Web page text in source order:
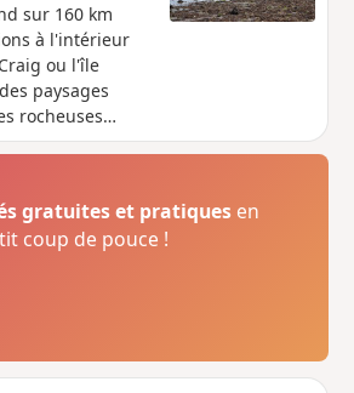
sur 160 km
à l'intérieur
ou l'île
paysages
rocheuses
gratuites et pratiques en
coup de pouce !